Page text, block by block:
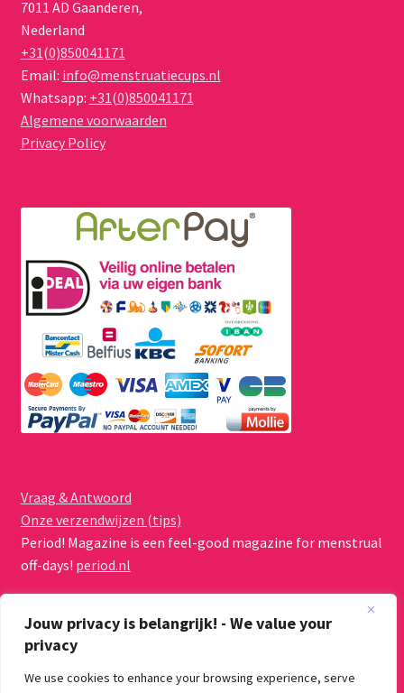
Jouw privacy is belangrijk! - We value your
privacy
We use cookies to enhance your browsing experience, serve
7011 AD Gaanderen,
Nederland
+31(0)850041171
Email: info@menstruatiecups.nl
Whatsapp: +31(0)850041171
Algemene voorwaarden
Privacy Policy
Vraag & Antwoord
Onze verzendwijzen (tips)
Period! Magazine is een feel-good magazine for menstrual
off-days! period.nl
© Menstruatiecups.nl 2026